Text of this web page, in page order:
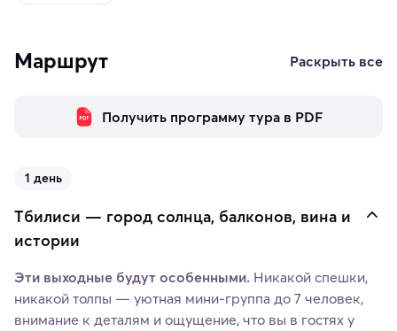
Маршрут Раскрыть все
Получить программу тура в PDF
1 день
Тбилиси — город солнца, балконов, вина и
истории
Эти выходные будут особенными. Никакой спешки,
никакой толпы — уютная мини-группа до 7 человек,
внимание к деталям и ощущение, что вы в гостях у